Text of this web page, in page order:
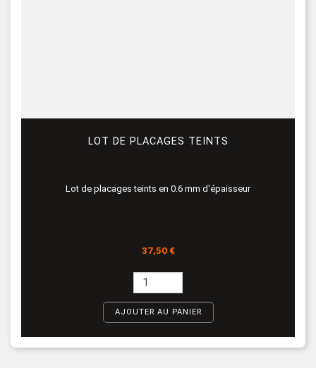
LOT DE PLACAGES TEINTS
Lot de placages teints en 0.6 mm d'épaisseur
Prix
37,50 €
AJOUTER AU PANIER